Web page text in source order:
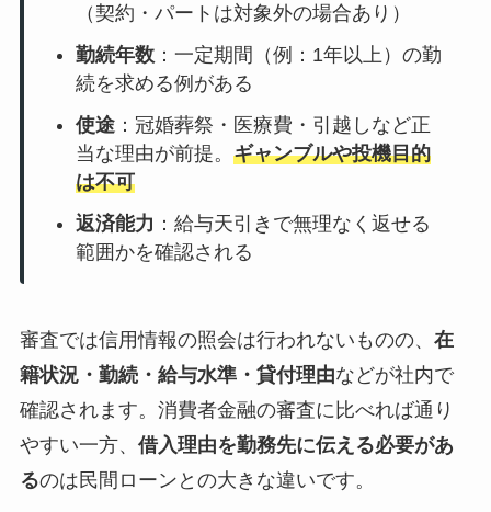
（契約・パートは対象外の場合あり）
勤続年数：一定期間（例：1年以上）の勤
続を求める例がある
使途：冠婚葬祭・医療費・引越しなど正
当な理由が前提。 ギャンブルや投機目的
は不可
返済能力 ：給与天引きで無理なく返せる
範囲かを確認される
審査では信用情報の照会は行われないものの、 在
籍状況・勤続・給与水準・貸付理由などが社内で
確認されます。消費者金融の審査に比べれば通り
やすい一方、 借入理由を勤務先に伝える必要があ
るのは民間ローンとの大きな違いです。